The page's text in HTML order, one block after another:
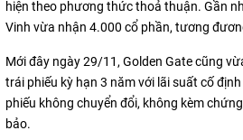
hiện theo phương thức thoả thuận. Gần
Vinh vừa nhận 4.000 cổ phần, tương
Mới đây ngày 29/11, Golden Gate cũng
trái phiếu kỳ hạn 3 năm với lãi suất cố
phiếu không chuyển đổi, không kèm
bảo.